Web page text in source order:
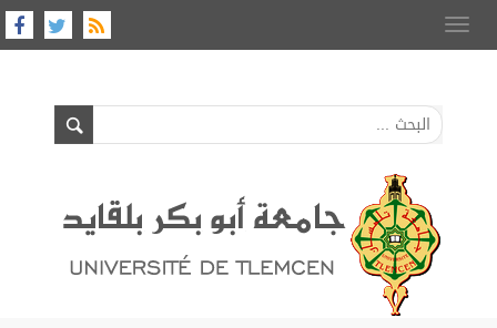
Toggle
navigation